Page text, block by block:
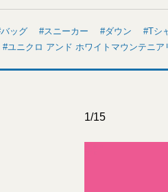
バッグ スニーカー ダウン
Tシ
ユニクロ アンド ホワイトマウンテニア
1/15